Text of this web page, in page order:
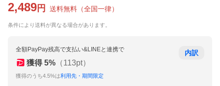
2,489 円 送料無料 （全国一律）
条件により送料が異なる場合があります。
全額PayPay残高で支払い&LINEと連携で
獲得 5% （113pt）
獲得のうち4.5%は利用先・期間限定
内訳